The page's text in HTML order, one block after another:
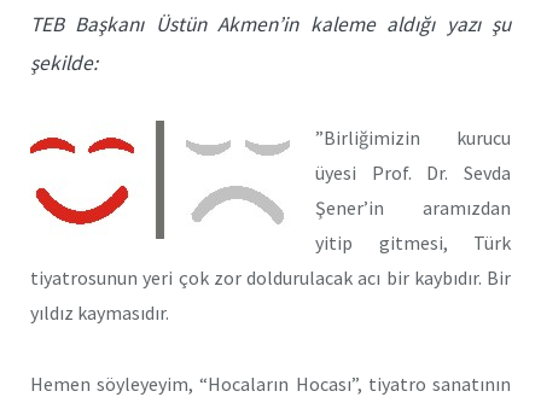
TEB Başkanı Üstün Akmen’in kaleme aldığı yazı şu
şekilde:
”Birliğimizin kurucu
üyesi Prof. Dr. Sevda
Şener’in aramızdan
yitip gitmesi, Türk
tiyatrosunun yeri çok zor doldurulacak acı bir kaybıdır. Bir
yıldız kaymasıdır.
Hemen söyleyeyim, “Hocaların Hocası”, tiyatro sanatının